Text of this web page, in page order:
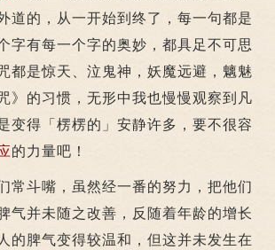
道的，从一开始到终了，每一句都是
字有每一个字的奥妙，都具足不可思
都是惊天、泣鬼神，妖魔远避，魑魅
》的习惯，无形中我也慢慢观察到凡
变得「楞楞的」安静许多，要不很容
的力量吧！
斗嘴，虽然经一番的努力，把他们
气并未随之改善，反随着年龄的增长
的脾气变得较温和，但这并未发生在